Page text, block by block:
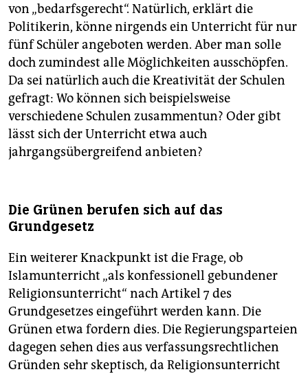
von „bedarfsgerecht“. Natürlich, erklärt die
Politikerin, könne nirgends ein Unterricht für nur
fünf Schüler angeboten werden. Aber man solle
doch zumindest alle Möglichkeiten ausschöpfen.
Da sei natürlich auch die Kreativität der Schulen
gefragt: Wo können sich beispielsweise
verschiedene Schulen zusammentun? Oder gibt
lässt sich der Unterricht etwa auch
jahrgangsübergreifend anbieten?
Die Grünen berufen sich auf das
Grundgesetz
Ein weiterer Knackpunkt ist die Frage, ob
Islamunterricht „als konfessionell gebundener
Religionsunterricht“ nach Artikel 7 des
Grundgesetzes eingeführt werden kann. Die
Grünen etwa fordern dies. Die Regierungsparteien
dagegen sehen dies aus verfassungsrechtlichen
Gründen sehr skeptisch, da Religionsunterricht